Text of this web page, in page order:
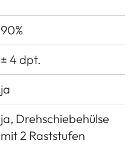
90%
± 4 dpt.
ja
ja, Drehschiebehülse
mit 2 Raststufen